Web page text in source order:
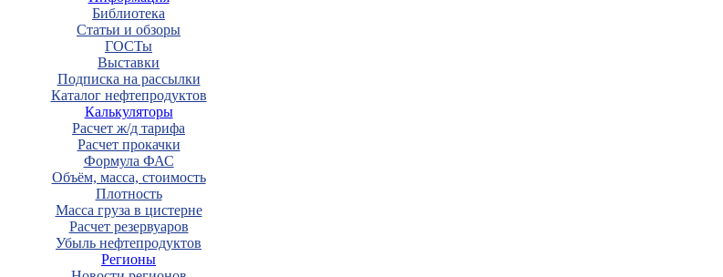
Библиотека
Статьи и обзоры
ГОСТы
Выставки
Подписка на рассылки
Каталог нефтепродуктов
Калькуляторы
Расчет ж/д тарифа
Расчет прокачки
Формула ФАС
Объём, масса, стоимость
Плотность
Масса груза в цистерне
Расчет резервуаров
Убыль нефтепродуктов
Регионы